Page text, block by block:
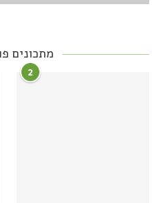
מתכונים
2